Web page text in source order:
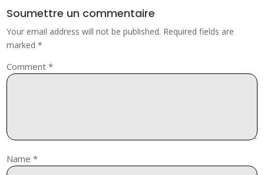
Soumettre un commentaire
Your email address will not be published. Required fields are
marked*
Comment*
Name*